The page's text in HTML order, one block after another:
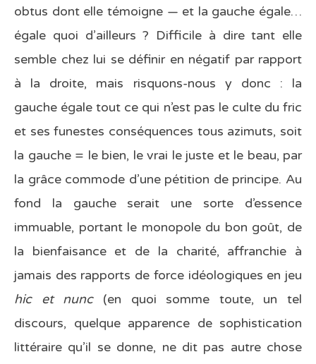
obtus dont elle témoigne — et la gauche égale…
égale quoi d’ailleurs ? Difficile à dire tant elle
semble chez lui se définir en négatif par rapport
à la droite, mais risquons-nous y donc : la
gauche égale tout ce qui n’est pas le culte du fric
et ses funestes conséquences tous azimuts, soit
la gauche = le bien, le vrai le juste et le beau, par
la grâce commode d’une pétition de principe. Au
fond la gauche serait une sorte d’essence
immuable, portant le monopole du bon goût, de
la bienfaisance et de la charité, affranchie à
jamais des rapports de force idéologiques en jeu
hic et nunc(en quoi somme toute, un tel
discours, quelque apparence de sophistication
littéraire qu’il se donne, ne dit pas autre chose